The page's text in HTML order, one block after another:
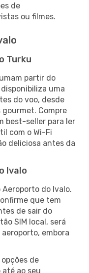
de
ou filmes.
Turku
partir do
uma
do voo, desde
Compre
best-seller para ler
com o Wi-Fi
deliciosa antes da
Ivalo
do Ivalo.
que tem
de sair do
SIM local, será
embora
de
ao seu